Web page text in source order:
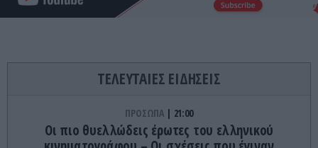
ΤΕΛΕΥΤΑΙΕΣ ΕΙΔΗΣΕΙΣ
ΠΡΟΣΩΠΑ 21:00
Οι πιο θυελλώδεις έρωτες του ελληνικού